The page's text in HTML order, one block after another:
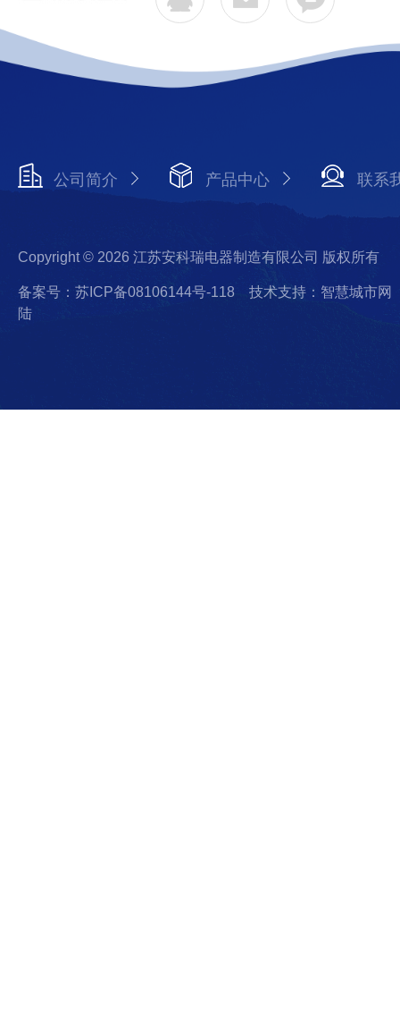
公司简介 产品中心 联系
Copyright © 2026 江苏安科瑞电器制造有限公司 版权所有
备案号：苏ICP备08106144号-118
技术支持：智慧城市网
陆